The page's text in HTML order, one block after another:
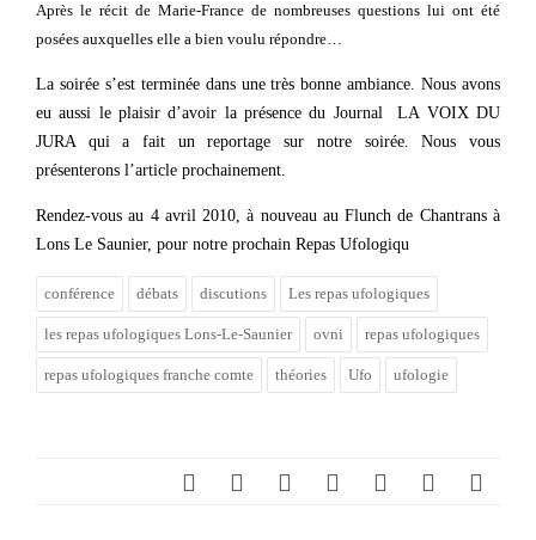
Après le récit de Marie-France de nombreuses questions lui ont été
posées auxquelles elle a bien voulu répondre…
La soirée s’est terminée dans une très bonne ambiance. Nous avons
eu aussi le plaisir d’avoir la présence du Journal LA VOIX DU
JURA qui a fait un reportage sur notre soirée. Nous vous
présenterons l’article prochainement.
Rendez-vous au 4 avril 2010, à nouveau au Flunch de Chantrans à
Lons Le Saunier, pour notre prochain Repas Ufologiqu
conférence débats discutions Les repas ufologiques
les repas ufologiques Lons-Le-Saunier ovni repas ufologiques
repas ufologiques franche comte théories Ufo ufologie